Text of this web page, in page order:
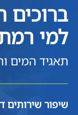
ברוכים
למי
תאגיד המים
שיפור שירותים